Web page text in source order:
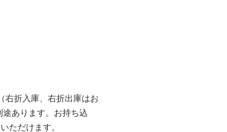
右折入庫、右折出庫はお
あります。お持ち込
ただけます。